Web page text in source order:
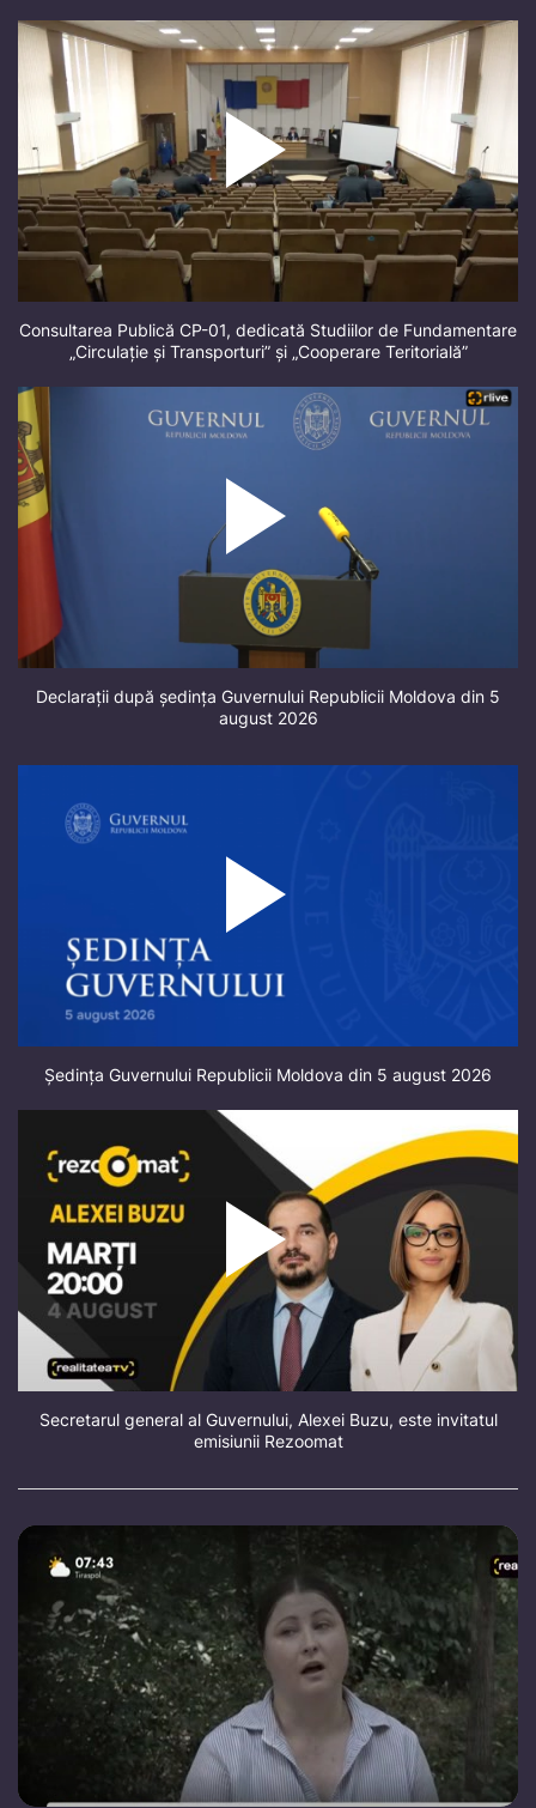
Consultarea Publică CP-01, dedicată Studiilor de Fundamentare
„Circulație și Transporturi” și „Cooperare Teritorială”
Declarații după ședința Guvernului Republicii Moldova din 5
august 2026
Ședința Guvernului Republicii Moldova din 5 august 2026
Secretarul general al Guvernului, Alexei Buzu, este invitatul
emisiunii Rezoomat